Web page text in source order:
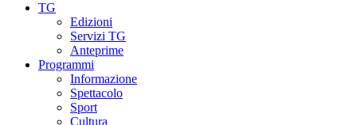
TG
Edizioni
Servizi TG
Anteprime
Programmi
Informazione
Spettacolo
Sport
Cultura